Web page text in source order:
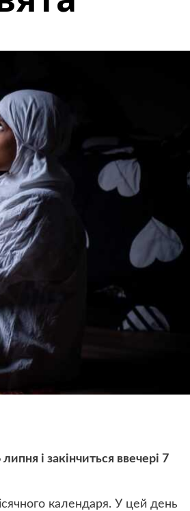
і закінчиться ввечері 7
календаря. У цей день